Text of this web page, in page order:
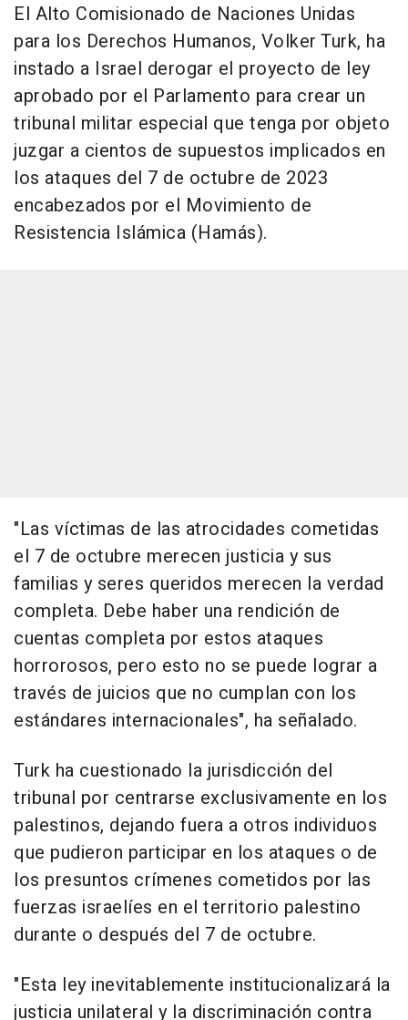
El Alto Comisionado de Naciones Unidas
para los Derechos Humanos, Volker Turk, ha
instado a Israel derogar el proyecto de ley
aprobado por el Parlamento para crear un
tribunal militar especial que tenga por objeto
juzgar a cientos de supuestos implicados en
los ataques del 7 de octubre de 2023
encabezados por el Movimiento de
Resistencia Islámica (Hamás).
"Las víctimas de las atrocidades cometidas
el 7 de octubre merecen justicia y sus
familias y seres queridos merecen la verdad
completa. Debe haber una rendición de
cuentas completa por estos ataques
horrorosos, pero esto no se puede lograr a
través de juicios que no cumplan con los
estándares internacionales", ha señalado.
Turk ha cuestionado la jurisdicción del
tribunal por centrarse exclusivamente en los
palestinos, dejando fuera a otros individuos
que pudieron participar en los ataques o de
los presuntos crímenes cometidos por las
fuerzas israelíes en el territorio palestino
durante o después del 7 de octubre.
"Esta ley inevitablemente institucionalizará la
justicia unilateral y la discriminación contra